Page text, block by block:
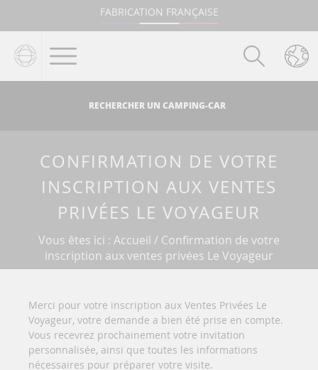
FABRICATION FRANÇAISE
contenu
RECHERCHER UN CAMPING-CAR
CONFIRMATION DE VOTRE
INSCRIPTION AUX VENTES
PRIVÉES LE VOYAGEUR
Vous êtes ici : Accueil / Confirmation de votre
inscription aux ventes privées Le Voyageur
Merci pour votre inscription aux Ventes Privées Le
Voyageur, votre demande a bien été prise en compte.
Vous recevrez prochainement votre invitation
personnalisée, ainsi que toutes les informations
nécessaires pour préparer votre visite.